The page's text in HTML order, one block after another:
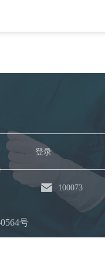
登录
100073
号